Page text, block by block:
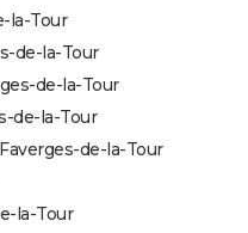
la-Tour
de-la-Tour
de-la-Tour
de-la-Tour
de-la-Tour
la-Tour